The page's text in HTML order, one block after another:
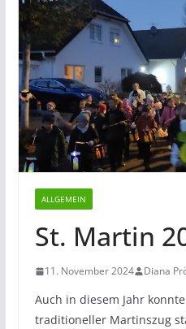
ALLGEMEIN
St. Martin
11. November 2024 Diana
Auch in diesem Jahr
traditioneller Martinszug